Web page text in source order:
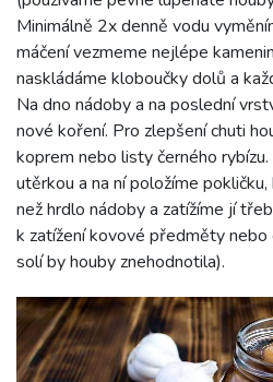
Minimálně 2x denně vodu
máčení vezmeme nejlépe
naskládáme kloboučky dolů a
Na dno nádoby a na poslední
nové koření. Pro zlepšení chuti
koprem nebo listy černého
utěrkou a na ní položíme
než hrdlo nádoby a zatížíme jí
k zatížení kovové předměty nebo
solí by houby znehodnotila).